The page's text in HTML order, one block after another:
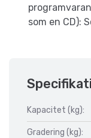
som en CD):
Kapacitet (kg):
Gradering (kg):